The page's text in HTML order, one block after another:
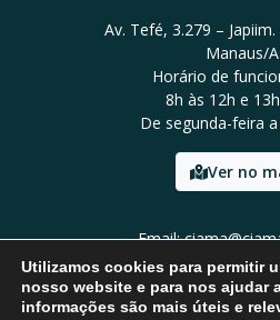
Av. Tefé, 3.279 –
Manaus/
Horário de
8h às 12h e
De segunda-feira
Ver no
Email:
Tel: (92)
Utilizamos cookies para permitir
nosso website e para nos ajudar
informações são mais úteis e